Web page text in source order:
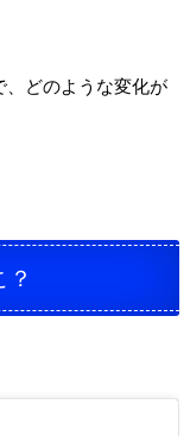
どのような変化が